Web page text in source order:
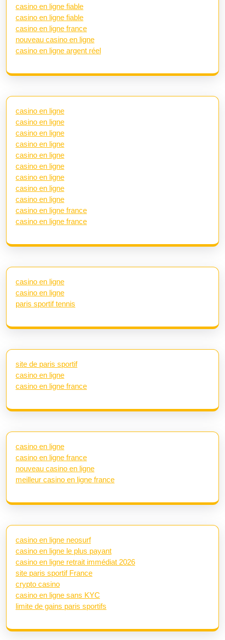
casino en ligne fiable
casino en ligne fiable
casino en ligne france
nouveau casino en ligne
casino en ligne argent réel
casino en ligne
casino en ligne
casino en ligne
casino en ligne
casino en ligne
casino en ligne
casino en ligne
casino en ligne
casino en ligne
casino en ligne france
casino en ligne france
casino en ligne
casino en ligne
paris sportif tennis
site de paris sportif
casino en ligne
casino en ligne france
casino en ligne
casino en ligne france
nouveau casino en ligne
meilleur casino en ligne france
casino en ligne neosurf
casino en ligne le plus payant
casino en ligne retrait immédiat 2026
site paris sportif France
crypto casino
casino en ligne sans KYC
limite de gains paris sportifs